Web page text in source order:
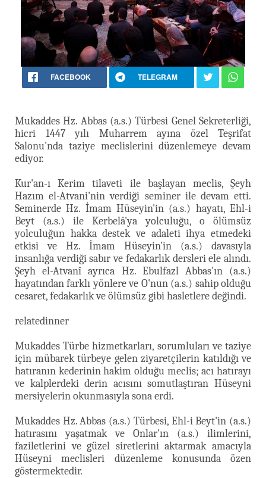
FACEBOOK TELEGRAM
Mukaddes Hz. Abbas (a.s.) Türbesi Genel Sekreterliği,
hicri 1447 yılı Muharrem ayına özel Teşrifat
Salonu'nda taziye meclislerini düzenlemeye devam
ediyor.
Kur'an-ı Kerim tilaveti ile başlayan meclis, Şeyh
Hazım el-Atvani'nin verdiği seminer ile devam etti.
Seminerde Hz. İmam Hüseyin'in (a.s.) hayatı, Ehl-i
Beyt (a.s.) ile Kerbelâ'ya yolculuğu, o ölümsüz
yolculuğun hakka destek ve adaleti ihya etmedeki
etkisi ve Hz. İmam Hüseyin’in (a.s.) davasıyla
insanlığa verdiği sabır ve fedakarlık dersleri ele alındı.
Şeyh el-Atvanî ayrıca Hz. Ebulfazl Abbas'ın (a.s.)
hayatından farklı yönlere ve O'nun (a.s.) sahip olduğu
cesaret, fedakarlık ve ölümsüz gibi hasletlere değindi.
relatedinner
Mukaddes Türbe hizmetkarları, sorumluları ve taziye
için mübarek türbeye gelen ziyaretçilerin katıldığı ve
hatıranın kederinin hakim olduğu meclis; acı hatırayı
ve kalplerdeki derin acısını somutlaştıran Hüseyni
mersiyelerin okunmasıyla sona erdi.
Mukaddes Hz. Abbas (a.s.) Türbesi, Ehl-i Beyt'in (a.s.)
hatırasını yaşatmak ve Onlar'ın (a.s.) ilimlerini,
faziletlerini ve güzel siretlerini aktarmak amacıyla
Hüseyni meclisleri düzenleme konusunda özen
göstermektedir.